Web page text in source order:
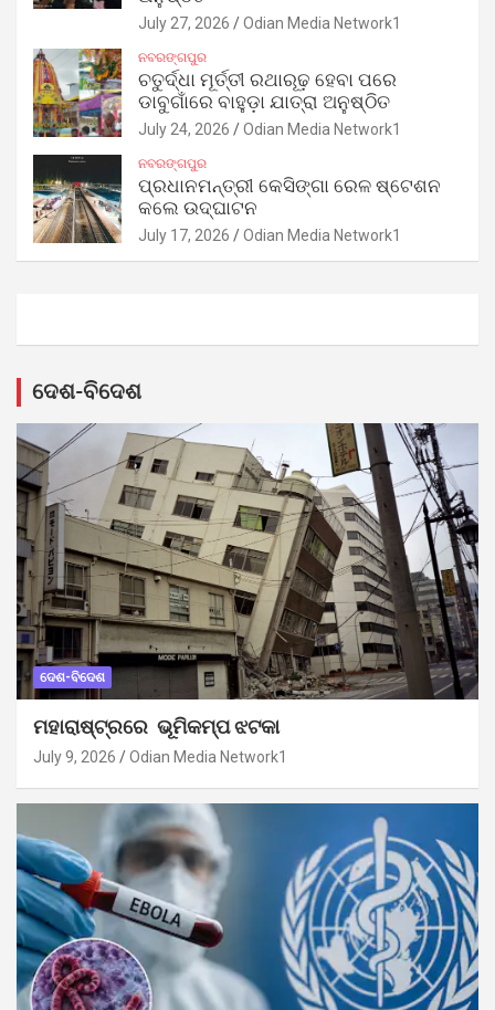
July 27, 2026 Odian Media Network1
ନବରଙ୍ଗପୁର
ଚତୁର୍ଦ୍ଧା ମୂର୍ତ୍ତୀ ରଥାରୂଢ଼ ହେବା ପରେ
ଡାବୁଗାଁରେ ବାହୁଡ଼ା ଯାତ୍ରା ଅନୁଷ୍ଠିତ
July 24, 2026 Odian Media Network1
ନବରଙ୍ଗପୁର
ପ୍ରଧାନମନ୍ତ୍ରୀ କେସିଙ୍ଗା ରେଳ ଷ୍ଟେଶନ
କଲେ ଉଦ୍‌ଘାଟନ
July 17, 2026 Odian Media Network1
ଦେଶ-ବିଦେଶ
ଦେଶ-ବିଦେଶ
ମହାରାଷ୍ଟ୍ରରେ ଭୂମିକମ୍ପ ଝଟକା
July 9, 2026 Odian Media Network1